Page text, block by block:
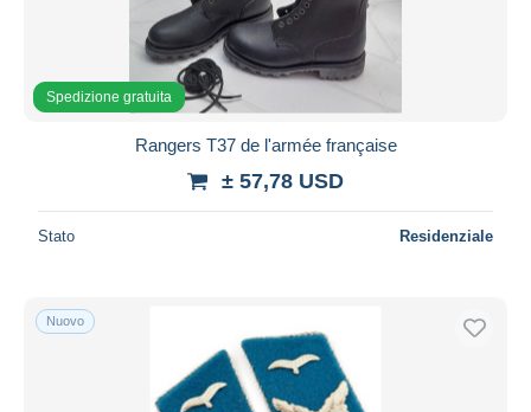
Spedizione gratuita
Rangers T37 de l'armée française
± 57,78 USD
Stato Residenziale
Nuovo